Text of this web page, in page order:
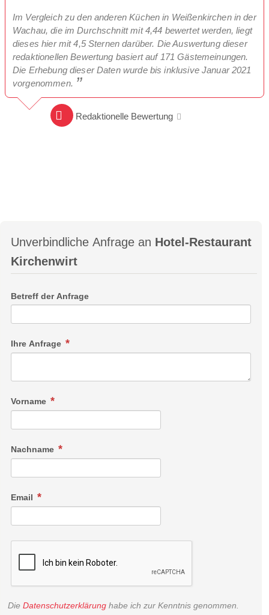
Im Vergleich zu den anderen Küchen in Weißenkirchen in der
Wachau, die im Durchschnitt mit 4,44 bewertet werden, liegt
dieses hier mit 4,5 Sternen darüber. Die Auswertung dieser
redaktionellen Bewertung basiert auf 171 Gästemeinungen.
Die Erhebung dieser Daten wurde bis inklusive Januar 2021
vorgenommen.
Redaktionelle Bewertung
Unverbindliche Anfrage an Hotel-Restaurant
Kirchenwirt
Betreff der Anfrage
Ihre Anfrage
Vorname
Nachname
Email
Die Datenschutzerklärung habe ich zur Kenntnis genommen.